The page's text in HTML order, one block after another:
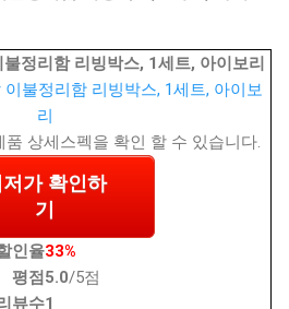
정리함 리빙박스, 1세트, 아이보리
품 상세스펙을 확인 할 수 있습니다.
저가 확인하
기
인율33%
평점 5.0/5점
뷰수1